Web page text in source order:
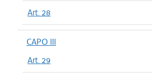
Art. 28
CAPO III
Art. 29